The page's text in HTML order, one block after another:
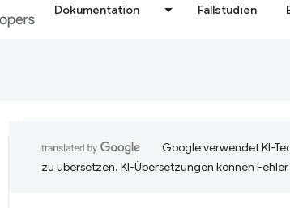
Dokumentation Fallstudien
Google verwendet KI-
zu übersetzen. KI-Übersetzungen können